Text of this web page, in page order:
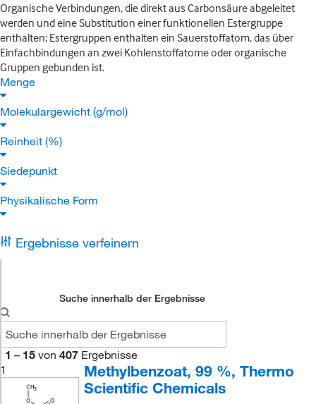
Organische Verbindungen, die direkt aus Carbonsäure abgeleitet
werden und eine Substitution einer funktionellen Estergruppe
enthalten; Estergruppen enthalten ein Sauerstoffatom, das über
Einfachbindungen an zwei Kohlenstoffatome oder organische
Gruppen gebunden ist.
Menge
Molekulargewicht (g/mol)
Reinheit (%)
Siedepunkt
Physikalische Form
Ergebnisse verfeinern
Suche innerhalb der Ergebnisse
1 – 15 von 407 Ergebnisse
1
Methylbenzoat, 99 %, Thermo
Scientific Chemicals